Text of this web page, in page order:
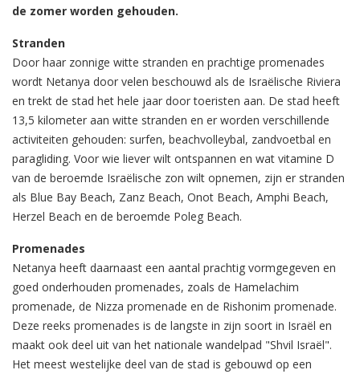
de zomer worden gehouden.
Stranden
Door haar zonnige witte stranden en prachtige promenades
wordt Netanya door velen beschouwd als de Israëlische Riviera
en trekt de stad het hele jaar door toeristen aan. De stad heeft
13,5 kilometer aan witte stranden en er worden verschillende
activiteiten gehouden: surfen, beachvolleybal, zandvoetbal en
paragliding. Voor wie liever wilt ontspannen en wat vitamine D
van de beroemde Israëlische zon wilt opnemen, zijn er stranden
als Blue Bay Beach, Zanz Beach, Onot Beach, Amphi Beach,
Herzel Beach en de beroemde Poleg Beach.
Promenades
Netanya heeft daarnaast een aantal prachtig vormgegeven en
goed onderhouden promenades, zoals de Hamelachim
promenade, de Nizza promenade en de Rishonim promenade.
Deze reeks promenades is de langste in zijn soort in Israël en
maakt ook deel uit van het nationale wandelpad "Shvil Israël".
Het meest westelijke deel van de stad is gebouwd op een